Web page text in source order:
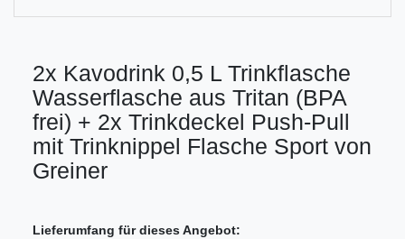
2x Kavodrink 0,5 L Trinkflasche
Wasserflasche aus Tritan (BPA
frei) + 2x Trinkdeckel Push-Pull
mit Trinknippel Flasche Sport von
Greiner
Lieferumfang für dieses Angebot: